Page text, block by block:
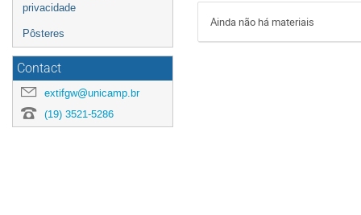
privacidade
Pôsteres
Contact
extifgw@unicamp.br
(19) 3521-5286
Ainda não há materiais